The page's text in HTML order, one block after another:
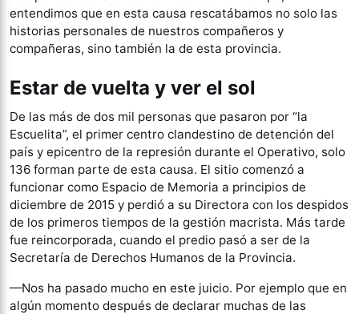
entendimos que en esta causa rescatábamos no solo las
historias personales de nuestros compañeros y
compañeras, sino también la de esta provincia.
Estar de vuelta y ver el sol
De las más de dos mil personas que pasaron por “la
Escuelita”, el primer centro clandestino de detención del
país y epicentro de la represión durante el Operativo, solo
136 forman parte de esta causa. El sitio comenzó a
funcionar como Espacio de Memoria a principios de
diciembre de 2015 y perdió a su Directora con los despidos
de los primeros tiempos de la gestión macrista. Más tarde
fue reincorporada, cuando el predio pasó a ser de la
Secretaría de Derechos Humanos de la Provincia.
—Nos ha pasado mucho en este juicio. Por ejemplo que en
algún momento después de declarar muchas de las